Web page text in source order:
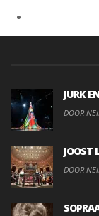
JURK
DOOR
JOOST
DOOR